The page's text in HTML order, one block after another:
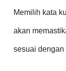
Memilih kata
akan
sesuai